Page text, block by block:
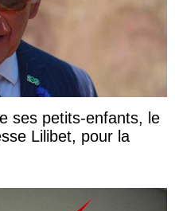
ses petits-enfants, le
Lilibet, pour la